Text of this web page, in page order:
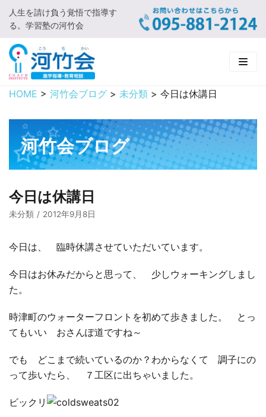
コ
ン
テ
ン
ツ
に
キ
プ
人生を請け負う覚悟で指導す
る。学習塾の河竹会
HOME
新着情報
□ お知らせ
河竹会について
□ 河竹会について
□ 小学部
実 績
HOME > 河竹会ブログ > 未分類 > 今日は休講日
河竹会ブログ
今日は休講日
未分類 2012年9月8日
今日は、 臨時休講させていただいています。
今日はお休みだからと思って、 少しウォーキングしまし
た。
時津町のウォーターフロントを初めて歩きました。 とっ
てもいい おさんぽ道ですね～
でも どこまで続いているのか？わからなくて 調子にの
って歩いたら、 ７工区に出ちゃいました。
ビックリ